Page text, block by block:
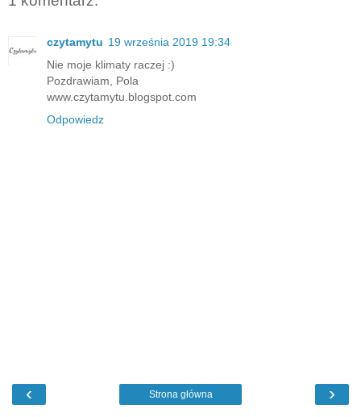
czytamytu 19 września 2019 19:34
Nie moje klimaty raczej :)
Pozdrawiam, Pola
www.czytamytu.blogspot.com
Odpowiedz
‹ ›
Strona główna